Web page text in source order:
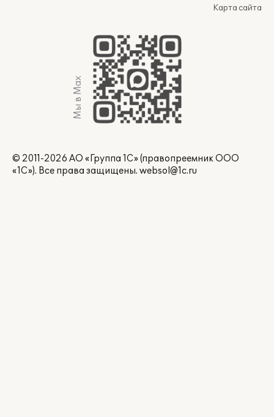
Карта сайта
Мы в Max
© 2011-2026 АО «Группа 1С» (правопреемник ООО
«1С»). Все права защищены. websol@1c.ru